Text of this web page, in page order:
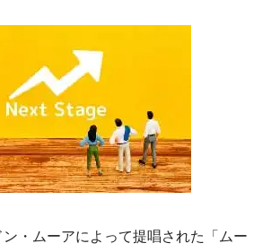
・ムーアによって提唱された「ムー